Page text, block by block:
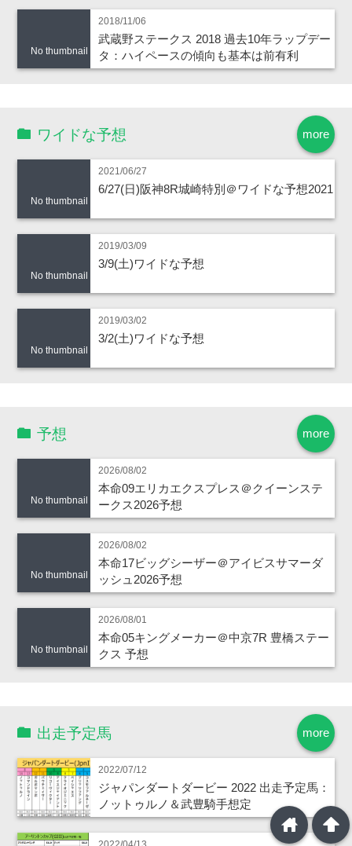
No thumbnail
2018/11/06
武蔵野ステークス 2018 過去10年ラップデー
タ：ハイペースの傾向も基本は前有利
more
ワイドな予想
No thumbnail
2021/06/27
6/27(日)阪神8R城崎特別＠ワイドな予想2021
No thumbnail
2019/03/09
3/9(土)ワイドな予想
No thumbnail
2019/03/02
3/2(土)ワイドな予想
more
予想
No thumbnail
2026/08/02
本命09エリカエクスプレス＠クイーンステ
ークス2026予想
No thumbnail
2026/08/02
本命17ビッグシーザー＠アイビスサマーダ
ッシュ2026予想
No thumbnail
2026/08/01
本命05キングメーカー＠中京7R 豊橋ステー
クス 予想
more
出走予定馬
2022/07/12
ジャパンダートダービー 2022 出走予定馬：
ノットゥルノ＆武豊騎手想定
arrowup
home